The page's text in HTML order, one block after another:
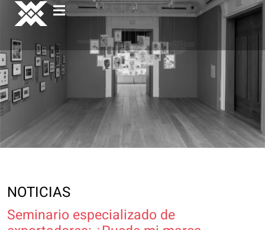
NOTICIAS
Seminario especializado de